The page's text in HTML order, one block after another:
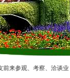
参观、考察、洽谈业务！